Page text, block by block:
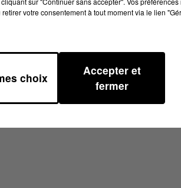
votre consentement à tout moment via le lien
choix
Accepter et
fermer